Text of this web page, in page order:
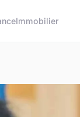
Immobilier